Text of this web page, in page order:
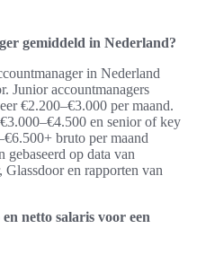
gemiddeld in Nederland?
in Nederland
Junior accountmanagers
€2.200–€3.000 per maand.
en senior of key
bruto per maand
gebaseerd op data van
en rapporten van
netto salaris voor een